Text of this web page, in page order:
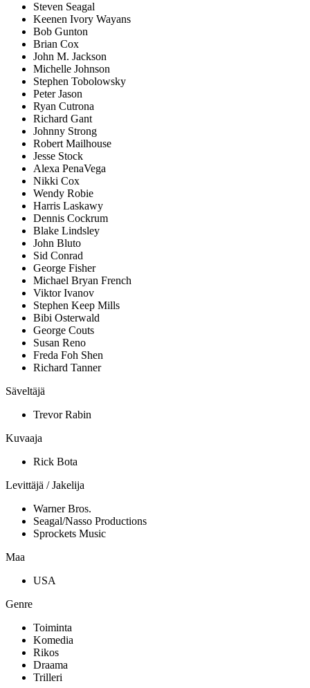
Steven Seagal
Keenen Ivory Wayans
Bob Gunton
Brian Cox
John M. Jackson
Michelle Johnson
Stephen Tobolowsky
Peter Jason
Ryan Cutrona
Richard Gant
Johnny Strong
Robert Mailhouse
Jesse Stock
Alexa PenaVega
Nikki Cox
Wendy Robie
Harris Laskawy
Dennis Cockrum
Blake Lindsley
John Bluto
Sid Conrad
George Fisher
Michael Bryan French
Viktor Ivanov
Stephen Keep Mills
Bibi Osterwald
George Couts
Susan Reno
Freda Foh Shen
Richard Tanner
Säveltäjä
Trevor Rabin
Kuvaaja
Rick Bota
Levittäjä / Jakelija
Warner Bros.
Seagal/Nasso Productions
Sprockets Music
Maa
USA
Genre
Toiminta
Komedia
Rikos
Draama
Trilleri